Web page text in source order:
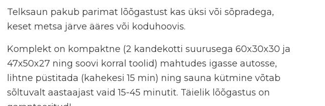
Telksaun pakub parimat lõõgastust kas üksi või sõpradega,
keset metsa järve ääres või koduhoovis.
Komplekt on kompaktne (2 kandekotti suurusega 60x30x30 ja
47x50x27 ning soovi korral toolid) mahtudes igasse autosse,
lihtne püstitada (kahekesi 15 min) ning sauna kütmine võtab
sõltuvalt aastaajast vaid 15-45 minutit. Täielik lõõgastus on